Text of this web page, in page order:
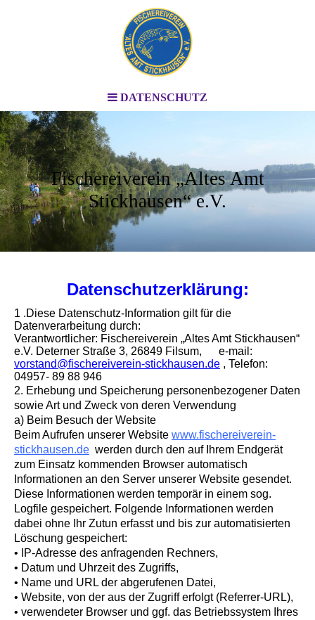
DATENSCHUTZ
Fischereiverein „Altes Amt
Stickhausen“ e.V.
Datenschutzerklärung:
1 .Diese Datenschutz-Information gilt für die
Datenverarbeitung durch:
Verantwortlicher: Fischereiverein „Altes Amt Stickhausen“
e.V. Deterner Straße 3, 26849 Filsum, e-mail:
vorstand@fischereiverein-stickhausen.de , Telefon:
04957- 89 88 946
2. Erhebung und Speicherung personenbezogener Daten
sowie Art und Zweck von deren Verwendung
a) Beim Besuch der Website
Beim Aufrufen unserer Website www.fischereiverein-
stickhausen.de werden durch den auf Ihrem Endgerät
zum Einsatz kommenden Browser automatisch
Informationen an den Server unserer Website gesendet.
Diese Informationen werden temporär in einem sog.
Logfile gespeichert. Folgende Informationen werden
dabei ohne Ihr Zutun erfasst und bis zur automatisierten
Löschung gespeichert:
• IP-Adresse des anfragenden Rechners,
• Datum und Uhrzeit des Zugriffs,
• Name und URL der abgerufenen Datei,
• Website, von der aus der Zugriff erfolgt (Referrer-URL),
• verwendeter Browser und ggf. das Betriebssystem Ihres